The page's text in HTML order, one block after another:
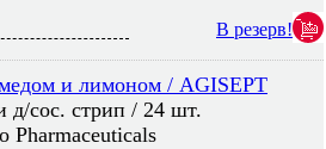
В резерв!
и лимоном / AGISEPT
д/сос. стрип / 24 шт.
Pharmaceuticals